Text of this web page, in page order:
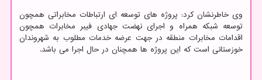
وی خاطرنشان کرد: پروژه های توسعه ای ارتباطات مخابراتی همچون
توسعه شبکه همراه و اجرای نهضت جهادی فیبر مخابرات همچون
اقدامات مخابرات منطقه در جهت عرضه خدمات مطلوب به شهروندان
خوزستانی است که این پروژه ها همچنان در حال اجرا می باشد.